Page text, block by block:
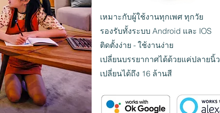
เหมาะกับผู้ใช้งานทุกเพศ ทุกวัย
รองรับทั้งระบบ Android และ IOS
ติดตั้งง่าย - ใช้งานง่าย
เปลี่ยนบรรยากาศได้ด้วยแค่ปลายนิ้ว
เปลี่ยนได้ถึง 16 ล้านสี